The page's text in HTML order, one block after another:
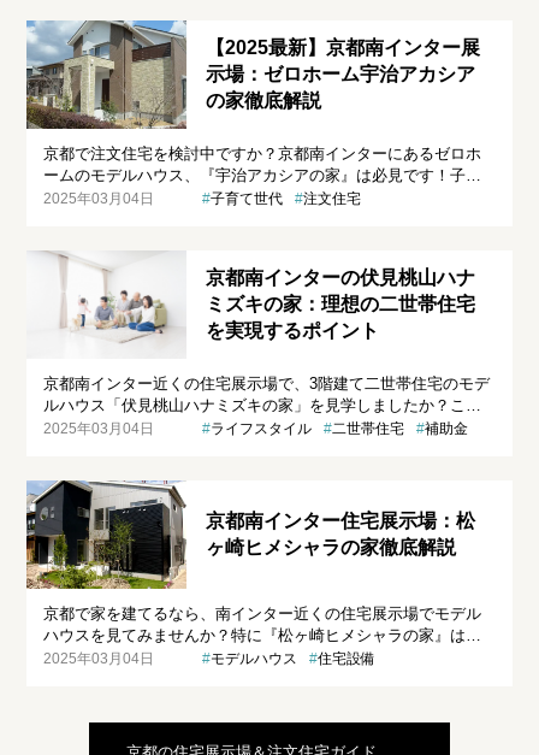
必見です！
【2025最新】京都南インター展
示場：ゼロホーム宇治アカシア
の家徹底解説
京都で注文住宅を検討中ですか？京都南インターにあるゼロホ
ームのモデルハウス、『宇治アカシアの家』は必見です！子育
て世帯が暮らしやすい工夫が満載で、窓からはシンボルツリー
徹底解説。理想のマイホーム探しのヒントになる情報が満載で
2025年03月04日 子育て世代 注文住宅
京都南インターの伏見桃山ハナ
ミズキの家：理想の二世帯住宅
を実現するポイント
京都南インター近くの住宅展示場で、3階建て二世帯住宅のモデ
ルハウス「伏見桃山ハナミズキの家」を見学しましたか？この
記事では、世帯独立を希望する家族のために、理想の二世帯住
網羅しています。
2025年03月04日 ライフスタイル 二世帯住宅 補助金
京都南インター住宅展示場：松
ヶ崎ヒメシャラの家徹底解説
京都で家を建てるなら、南インター近くの住宅展示場でモデル
ハウスを見てみませんか？特に『松ヶ崎ヒメシャラの家』は、
遊びも仕事も趣味も充実させたい方必見です！外観のスタイリ
のヒントが満載です。この記事では、ゼロホームのモデルハウ
スを中心に、その魅力や特徴を余すことなくご紹介します。
2025年03月04日 モデルハウス 住宅設備